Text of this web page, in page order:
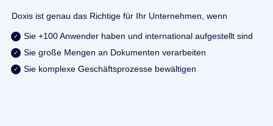
Doxis ist genau das Richtige für Ihr Unternehmen, wenn
Sie +100 Anwender haben und international aufgestellt sind
Sie große Mengen an Dokumenten verarbeiten
Sie komplexe Geschäftsprozesse bewältigen